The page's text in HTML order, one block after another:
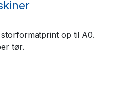
op til A0.
tør.